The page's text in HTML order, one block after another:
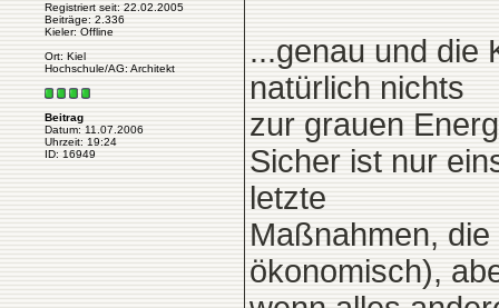
Registriert seit: 22.02.2005
Beiträge: 2.336
Kieler: Offline
Ort: Kiel
Hochschule/AG: Architekt
Beitrag
Datum: 11.07.2006
Uhrzeit: 19:24
ID: 16949
...genau und die
natürlich nichts
zur grauen
Sicher ist nur
letzte
Maßnahmen,
ökonomisch),